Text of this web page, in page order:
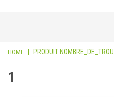
HOME PRODUIT NOMBRE_DE_TROU
1